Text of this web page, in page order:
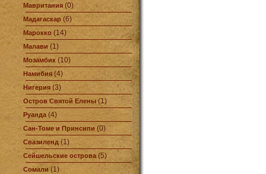
Мавритания (0)
Мадагаскар (6)
Марокко (14)
Малави (1)
Мозамбик (10)
Намибия (4)
Нигерия (3)
Остров Святой Елены (1)
Руанда (4)
Сан-Томе и Принсипи (0)
Свазиленд (1)
Сейшельские острова(5)
Сомали (1)